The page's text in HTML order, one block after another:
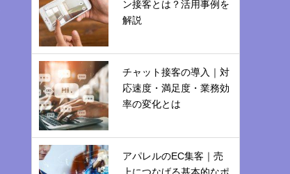
ン接客とは？活用事例を
解説
チャット接客の導入｜対
応速度・満足度・業務効
率の変化とは
アパレルのEC集客｜売